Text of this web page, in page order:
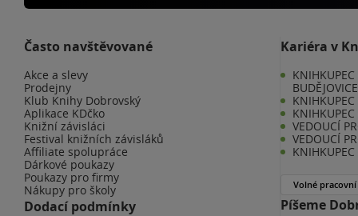
Často navštěvované
Akce a slevy
Prodejny
Klub Knihy Dobrovský
Aplikace KDčko
Knižní závisláci
Festival knižních závisláků
Affiliate spolupráce
Dárkové poukazy
Poukazy pro firmy
Nákupy pro školy
Dodací podmínky
Kariéra v
KNIHKUPEC
BUDĚJOVICE
KNIHKUPEC
VEDOUCÍ
VEDOUCÍ
Volné pracovní
Píšeme